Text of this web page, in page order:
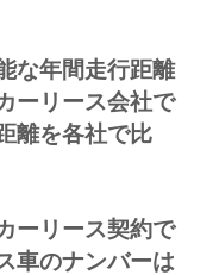
な年間走行距離
ーリース会社で
離を各社で比
ーリース契約で
車のナンバーは